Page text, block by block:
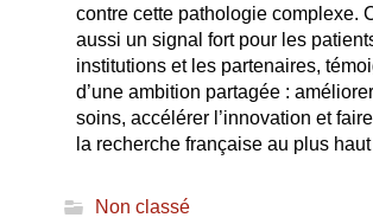
contre cette pathologie complexe.
aussi un signal fort pour les
institutions et les partenaires,
d’une ambition partagée :
soins, accélérer l’innovation et
la recherche française au plus
Non classé